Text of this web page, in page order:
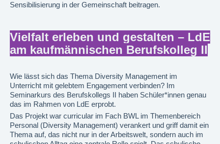
Sensibilisierung in der Gemeinschaft beitragen.
Vielfalt erleben und gestalten – LdE
am kaufmännischen Berufskolleg II
Wie lässt sich das Thema Diversity Management im
Unterricht mit gelebtem Engagement verbinden? Im
Seminarkurs des Berufskollegs II haben Schüler*innen genau
das im Rahmen von LdE erprobt.
Das Projekt war curricular im Fach BWL im Themenbereich
Personal (Diversity Management) verankert und griff damit ein
Thema auf, das nicht nur in der Arbeitswelt, sondern auch im